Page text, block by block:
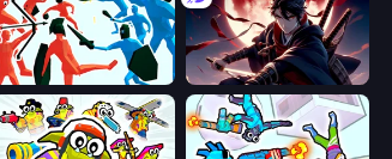
Funny Battle Simulator Samurai's Shadow